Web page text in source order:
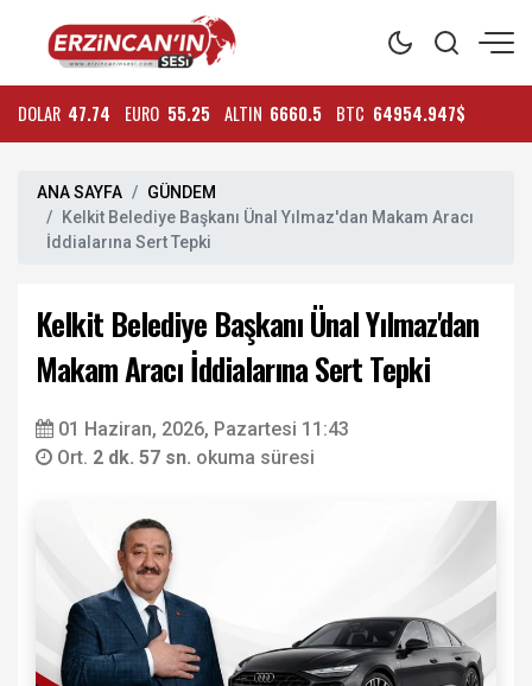
DOLAR 47.74 EURO 55.25 ALTIN 6660.5 BTC 64954.947$
ANA SAYFA
GÜNDEM
Kelkit Belediye Başkanı Ünal Yılmaz'dan Makam Aracı
İddialarına Sert Tepki
Kelkit Belediye Başkanı Ünal Yılmaz'dan
Makam Aracı İddialarına Sert Tepki
01 Haziran, 2026, Pazartesi 11:43
Ort. 2 dk. 57 sn. okuma süresi